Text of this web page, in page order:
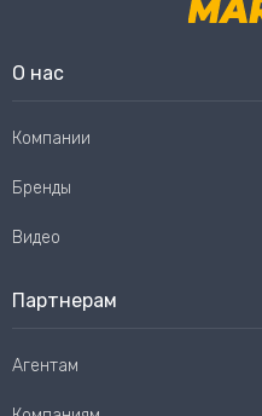
О нас
Компании
Бренды
Видео
Партнерам
Агентам